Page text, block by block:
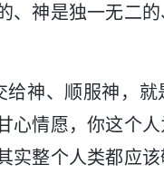
、神是独一无二
神、顺服神，就
情愿，你这个人
整个人类都应该